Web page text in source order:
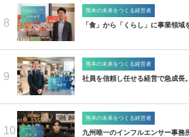
8
熊本の未来をつくる経営者
「食」から「くらし」に事業領
9
熊本の未来をつくる経営者
社員を信頼し任せる経営で急成
10
熊本の未来をつくる経営者
九州唯一のインフルエンサー事務